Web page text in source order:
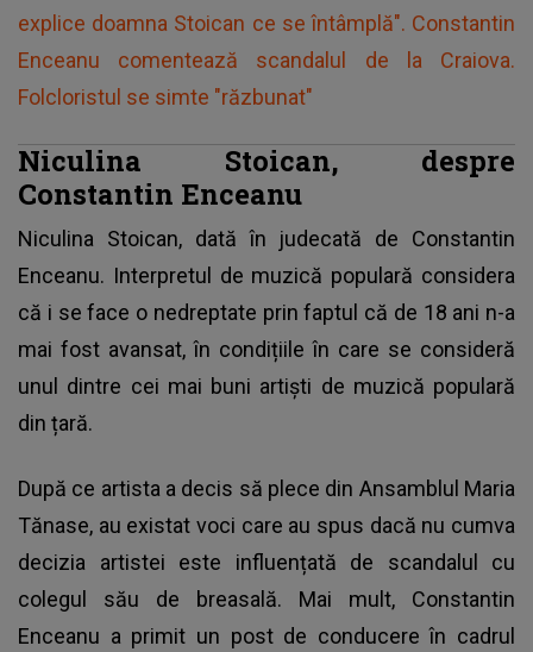
explice doamna Stoican ce se întâmplă". Constantin
Enceanu comentează scandalul de la Craiova.
Folcloristul se simte "răzbunat"
Niculina Stoican, despre
Constantin Enceanu
Niculina Stoican, dată în judecată de Constantin
Enceanu. Interpretul de muzică populară considera
că i se face o nedreptate prin faptul că de 18 ani n-a
mai fost avansat, în condițiile în care se consideră
unul dintre cei mai buni artiști de muzică populară
din țară.
După ce artista a decis să plece din Ansamblul Maria
Tănase, au existat voci care au spus dacă nu cumva
decizia artistei este influențată de scandalul cu
colegul său de breasală. Mai mult, Constantin
Enceanu a primit un post de conducere în cadrul